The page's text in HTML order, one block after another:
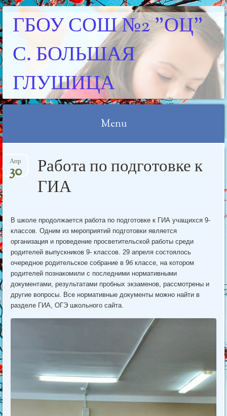
ГБОУ СОШ №2 "ОЦ"
С. БОЛЬШАЯ
ГЛУШИЦА
Menu
to
content
Работа по подготовке к
ГИА
Апр
30
В школе продолжается работа по подготовке к ГИА учащихся 9-
классов. Одним из мероприятий подготовки является
организация и проведение просветительской работы среди
родителей выпускников 9- классов. 29 апреля состоялось
очередное родительское собрание в 9б классе, на котором
родителей познакомили с последними нормативными
документами, результатами пробных экзаменов, рассмотрены и
другие вопросы. Все нормативные документы можно найти в
разделе ГИА, ОГЭ школьного сайта.